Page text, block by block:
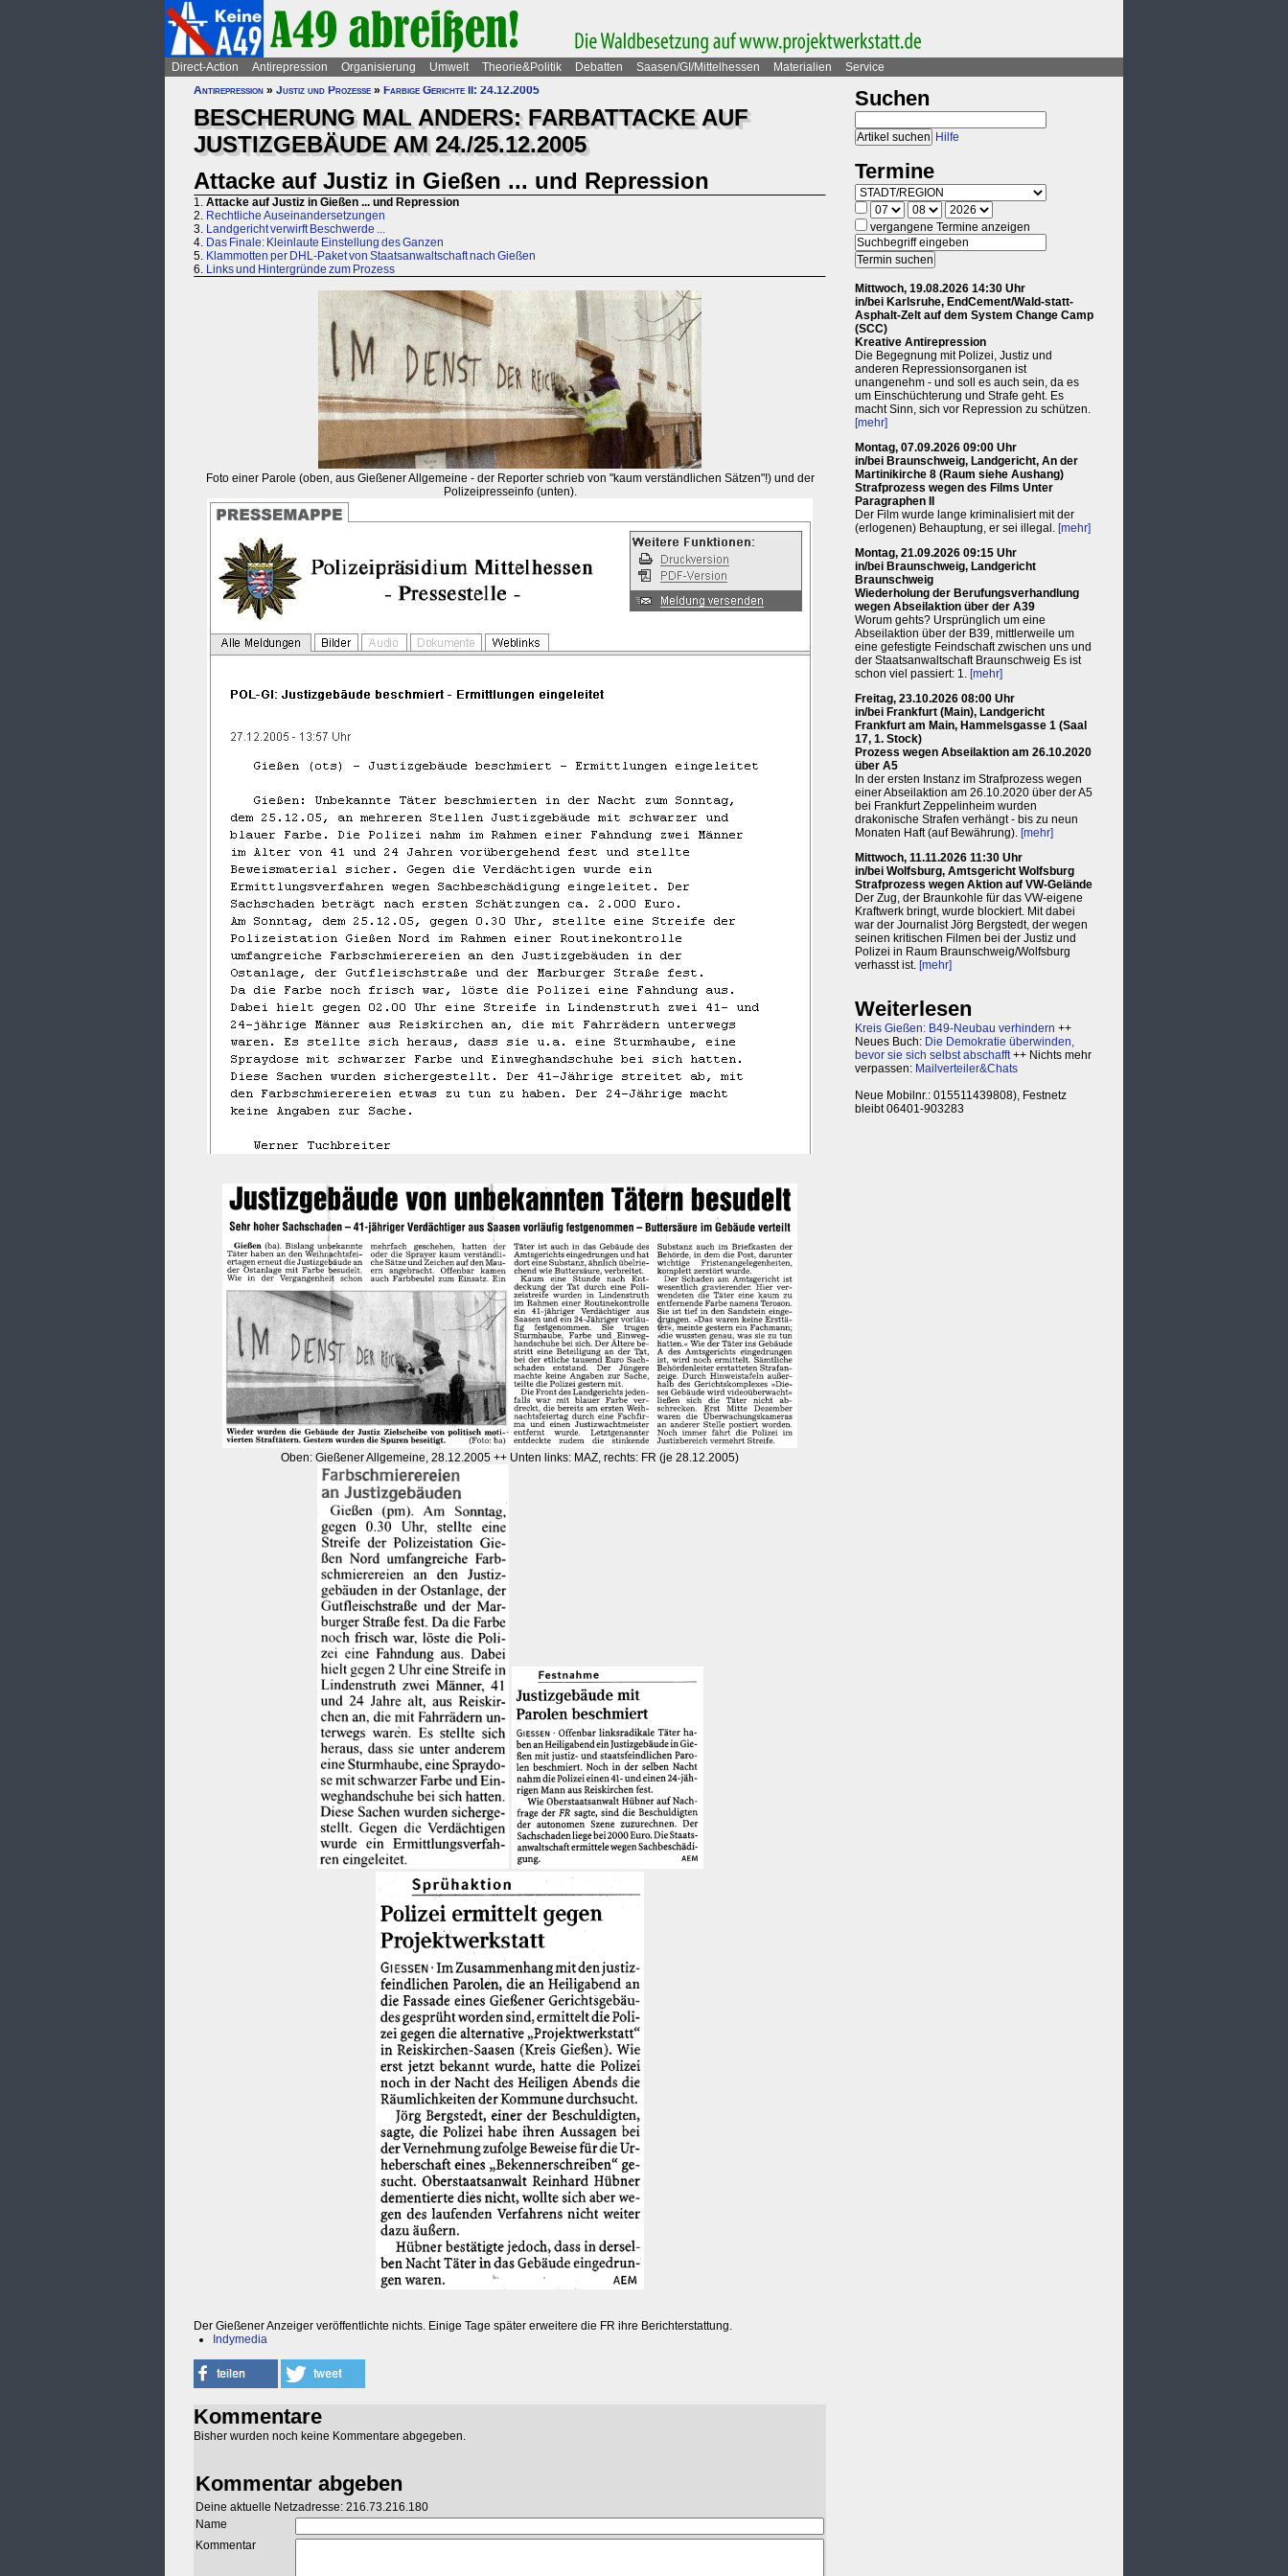
Direct-Action Antirepression Organisierung Umwelt Theorie&Politik Debatten Saasen/GI/Mittelhessen Materialien
Service
Antirepression » Justiz und Prozesse » Farbige Gerichte II: 24.12.2005
BESCHERUNG MAL ANDERS: FARBATTACKE AUF
JUSTIZGEBÄUDE AM 24./25.12.2005
Attacke auf Justiz in Gießen ... und Repression
1. Attacke auf Justiz in Gießen ... und Repression
2. Rechtliche Auseinandersetzungen
3. Landgericht verwirft Beschwerde ...
4. Das Finale: Kleinlaute Einstellung des Ganzen
5. Klammotten per DHL-Paket von Staatsanwaltschaft nach Gießen
6. Links und Hintergründe zum Prozess
Foto einer Parole (oben, aus Gießener Allgemeine - der Reporter schrieb von "kaum verständlichen Sätzen"!) und der
Polizeipresseinfo (unten).
Oben: Gießener Allgemeine, 28.12.2005 ++ Unten links: MAZ, rechts: FR (je 28.12.2005)
Der Gießener Anzeiger veröffentlichte nichts. Einige Tage später erweitere die FR ihre Berichterstattung.
Indymedia
Kommentare
Bisher wurden noch keine Kommentare abgegeben.
Kommentar abgeben
Deine aktuelle Netzadresse: 216.73.216.180
Name
Kommentar
Suchen
Hilfe
Termine
vergangene Termine anzeigen
Mittwoch, 19.08.2026 14:30 Uhr
in/bei Karlsruhe, EndCement/Wald-statt-
Asphalt-Zelt auf dem System Change Camp
(SCC)
Kreative Antirepression
Die Begegnung mit Polizei, Justiz und
anderen Repressionsorganen ist
unangenehm - und soll es auch sein, da es
um Einschüchterung und Strafe geht. Es
macht Sinn, sich vor Repression zu schützen.
[mehr]
Montag, 07.09.2026 09:00 Uhr
in/bei Braunschweig, Landgericht, An der
Martinikirche 8 (Raum siehe Aushang)
Strafprozess wegen des Films Unter
Paragraphen II
Der Film wurde lange kriminalisiert mit der
(erlogenen) Behauptung, er sei illegal. [mehr]
Montag, 21.09.2026 09:15 Uhr
in/bei Braunschweig, Landgericht
Braunschweig
Wiederholung der Berufungsverhandlung
wegen Abseilaktion über der A39
Worum gehts? Ursprünglich um eine
Abseilaktion über der B39, mittlerweile um
eine gefestigte Feindschaft zwischen uns und
der Staatsanwaltschaft Braunschweig Es ist
schon viel passiert: 1. [mehr]
Freitag, 23.10.2026 08:00 Uhr
in/bei Frankfurt (Main), Landgericht
Frankfurt am Main, Hammelsgasse 1 (Saal
17, 1. Stock)
Prozess wegen Abseilaktion am 26.10.2020
über A5
In der ersten Instanz im Strafprozess wegen
einer Abseilaktion am 26.10.2020 über der A5
bei Frankfurt Zeppelinheim wurden
drakonische Strafen verhängt - bis zu neun
Monaten Haft (auf Bewährung). [mehr]
Mittwoch, 11.11.2026 11:30 Uhr
in/bei Wolfsburg, Amtsgericht Wolfsburg
Strafprozess wegen Aktion auf VW-Gelände
Der Zug, der Braunkohle für das VW-eigene
Kraftwerk bringt, wurde blockiert. Mit dabei
war der Journalist Jörg Bergstedt, der wegen
seinen kritischen Filmen bei der Justiz und
Polizei in Raum Braunschweig/Wolfsburg
verhasst ist. [mehr]
Weiterlesen
Kreis Gießen: B49-Neubau verhindern ++
Neues Buch: Die Demokratie überwinden,
bevor sie sich selbst abschafft++ Nichts mehr
verpassen: Mailverteiler&Chats
Neue Mobilnr.: 015511439808), Festnetz
bleibt 06401-903283